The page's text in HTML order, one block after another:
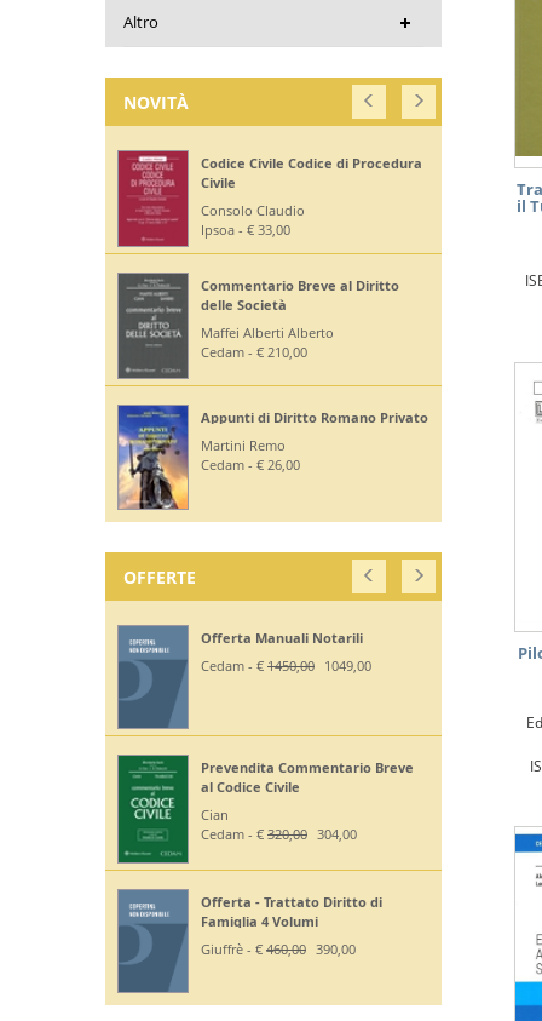
il
Altro
NOVITÀ
Corte di Giustizia dell'Unione
Europea
Ruffini Giuseppe
Editoriale Scientifica - € 36,00
Diritto Bancario e Finanziario
Bontempi Paolo
Giuffrè - € 55,00
Diritto Costituzionale
Mezzetti Luca
Giuffrè - € 46,00
OFFERTE
Civile, Proc Penale 2026 - Esame
Avv
Esame Avvocato
- Esame Avvocato
Giuffrè - €